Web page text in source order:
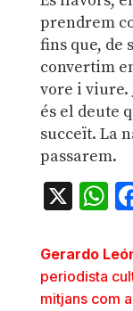
prendrem
fins que, de
convertim
vore i viure.
és el deute
succeït. La
passarem.
X
Gerardo
periodista
mitjans com